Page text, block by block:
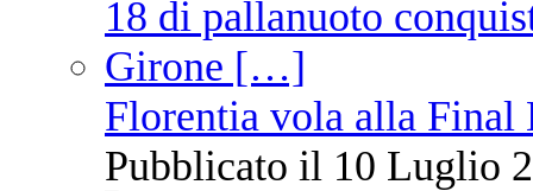
Florentia vola alla Final
Pubblicato il 10 Luglio